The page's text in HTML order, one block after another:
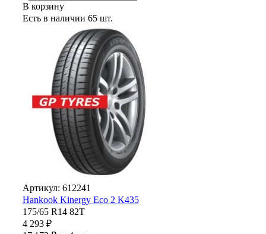
В корзину
Есть в наличии 65 шт.
Артикул: 612241
Hankook Kinergy Eco 2 K435
175/65 R14 82T
4 293 ₽